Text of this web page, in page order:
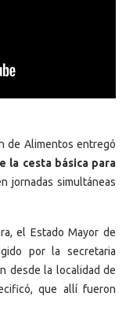
de Alimentos entregó
la cesta básica para
jornadas simultáneas
el Estado Mayor de
por la secretaria
desde la localidad de
que allí fueron